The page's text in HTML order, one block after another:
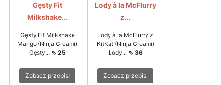
Gęsty Fit
Milkshake...
Gęsty Fit Milkshake
Mango (Ninja Creami)
Gęsty... ⇖ 25
Zobacz przepis!
Lody à la McFlurry
z...
Lody à la McFlurry z
KitKat (Ninja Creami)
Lody... ⇖ 36
Zobacz przepis!